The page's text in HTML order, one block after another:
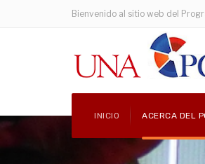
Bienvenido al sitio web del
INICIO ACERCA DEL